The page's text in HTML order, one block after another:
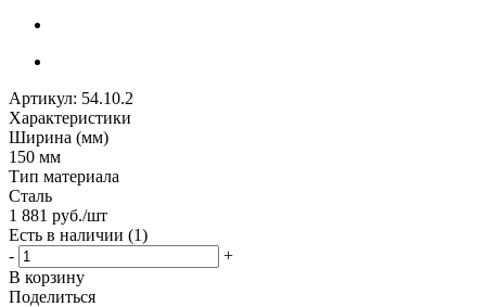
Артикул: 54.10.2
Характеристики
Ширина (мм)
150 мм
Тип материала
Сталь
1 881 руб./шт
Есть в наличии (1)
-
+
В корзину
Поделиться